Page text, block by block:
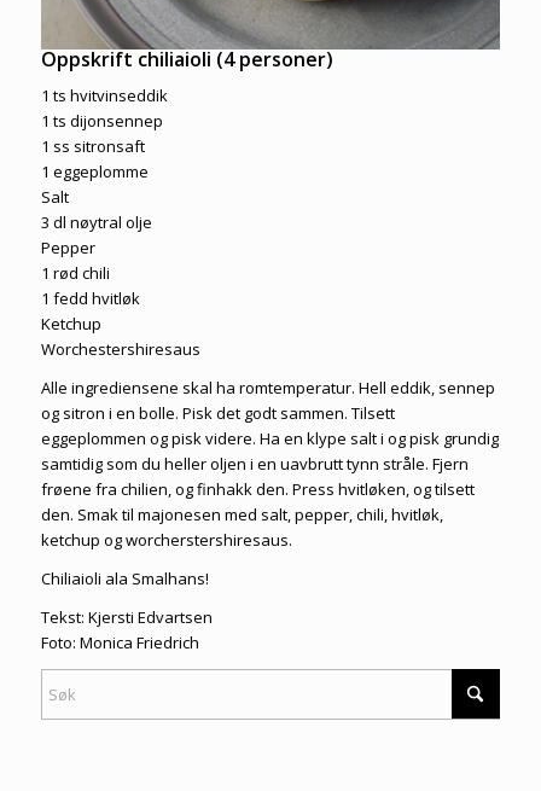
Oppskrift chiliaioli (4 personer)
1 ts hvitvinseddik
1 ts dijonsennep
1 ss sitronsaft
1 eggeplomme
Salt
3 dl nøytral olje
Pepper
1 rød chili
1 fedd hvitløk
Ketchup
Worchestershiresaus
Alle ingrediensene skal ha romtemperatur. Hell eddik, sennep
og sitron i en bolle. Pisk det godt sammen. Tilsett
eggeplommen og pisk videre. Ha en klype salt i og pisk grundig
samtidig som du heller oljen i en uavbrutt tynn stråle. Fjern
frøene fra chilien, og finhakk den. Press hvitløken, og tilsett
den. Smak til majonesen med salt, pepper, chili, hvitløk,
ketchup og worcherstershiresaus.
Chiliaioli ala Smalhans!
Tekst: Kjersti Edvartsen
Foto: Monica Friedrich